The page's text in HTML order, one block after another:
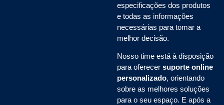
especificações dos produtos
e todas as informações
necessárias para tomar a
melhor decisão.
Nosso time está à disposição
para oferecer suporte online
personalizado, orientando
sobre as melhores soluções
para o seu espaço. E após a